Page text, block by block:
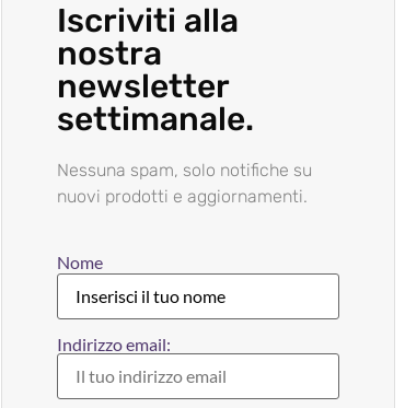
Iscriviti alla
nostra
newsletter
settimanale.
Nessuna spam, solo notifiche su
nuovi prodotti e aggiornamenti.
Nome
Indirizzo email: